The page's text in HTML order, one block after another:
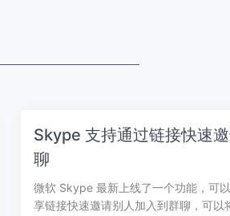
Skype 支持通过链接快速
聊
微软 Skype 最新上线了一个功能，可
享链接快速邀请别人加入到群聊，可以